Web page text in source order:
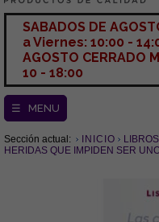
SABADOS DE
a Viernes: 10:00 -
AGOSTO
10 - 18:00
☰ MENU
Sección actual: INICIO
HERIDAS QUE IMPIDEN SER